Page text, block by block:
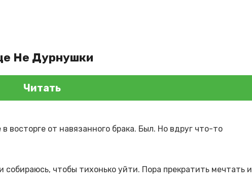
Не Дурнушки
Читать
восторге от навязанного брака. Был. Но вдруг что-то
чтобы тихонько уйти. Пора прекратить мечтать и